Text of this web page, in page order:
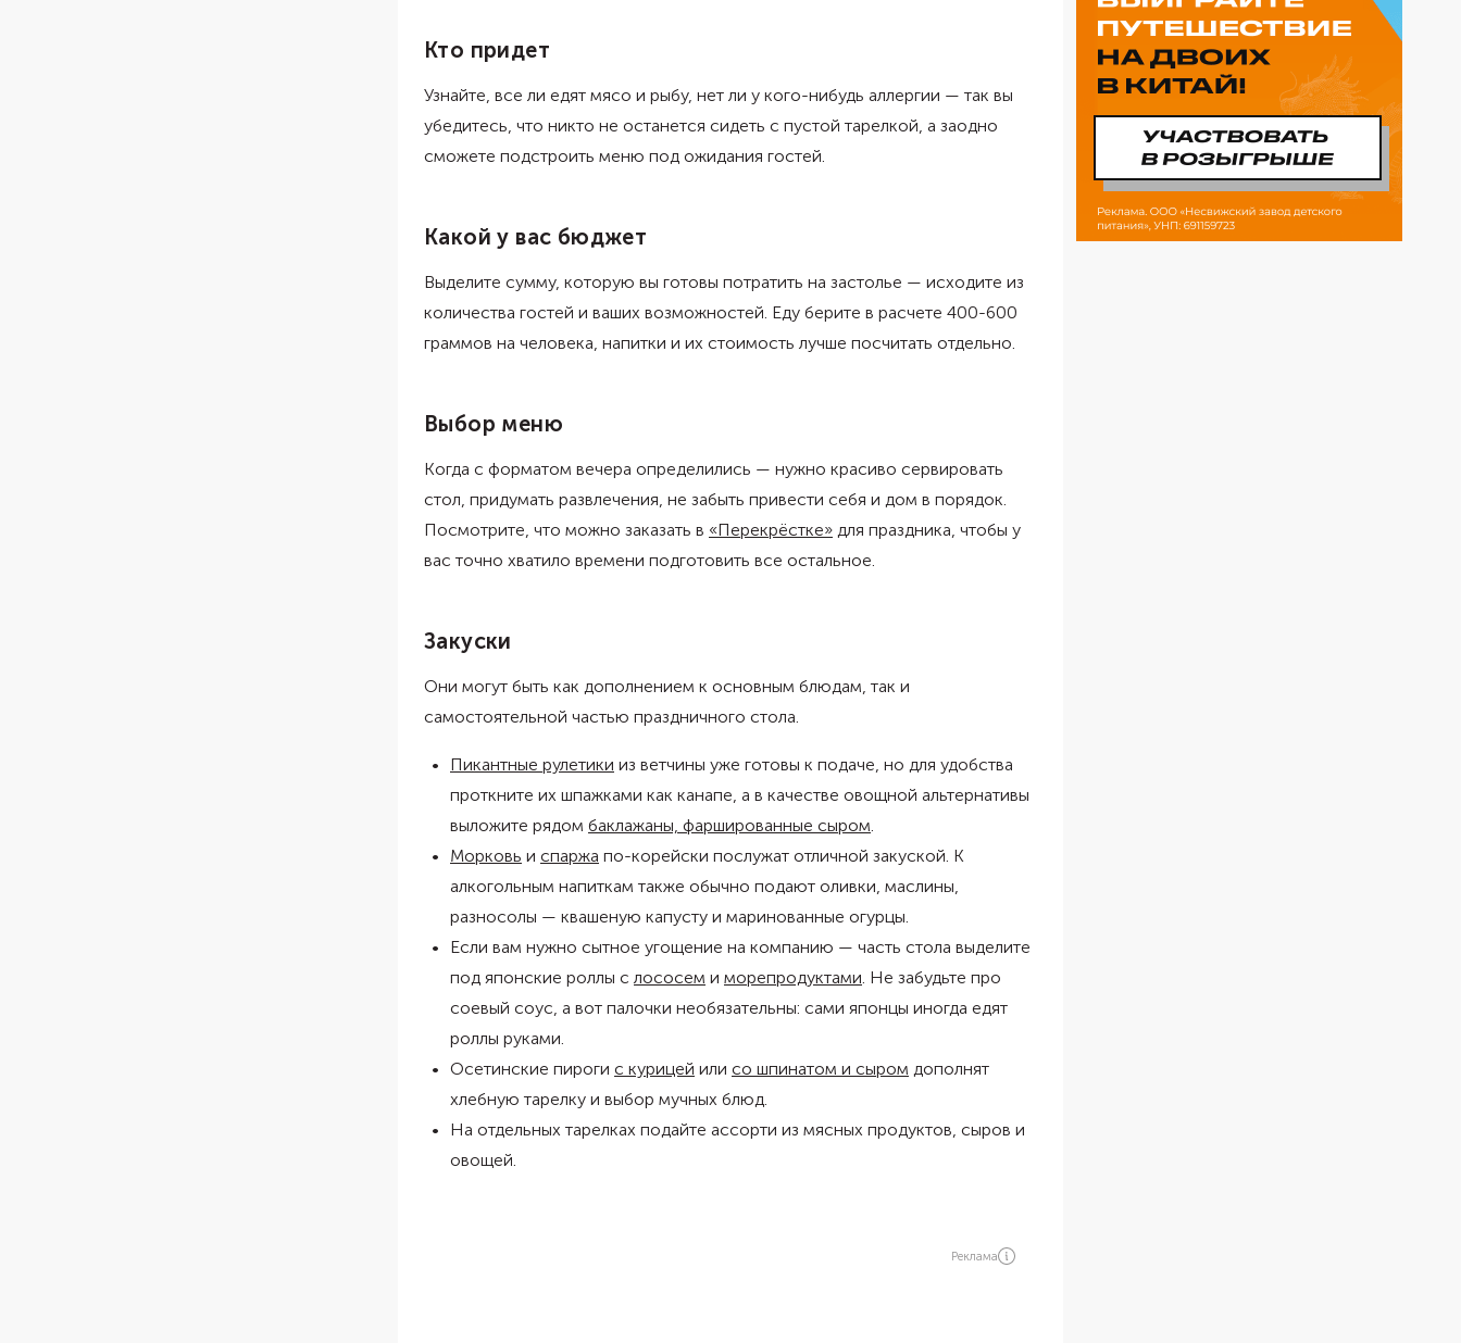
Кто придет
Узнайте, все ли едят мясо и рыбу, нет ли у кого-нибудь аллергии — так вы
убедитесь, что никто не останется сидеть с пустой тарелкой, а заодно
сможете подстроить меню под ожидания гостей.
Какой у вас бюджет
Выделите сумму, которую вы готовы потратить на застолье — исходите из
количества гостей и ваших возможностей. Еду берите в расчете 400-600
граммов на человека, напитки и их стоимость лучше посчитать отдельно.
Выбор меню
Когда с форматом вечера определились — нужно красиво сервировать
стол, придумать развлечения, не забыть привести себя и дом в порядок.
Посмотрите, что можно заказать в «Перекрёстке» для праздника, чтобы у
вас точно хватило времени подготовить все остальное.
Закуски
Они могут быть как дополнением к основным блюдам, так и
самостоятельной частью праздничного стола.
Пикантные рулетики из ветчины уже готовы к подаче, но для удобства
проткните их шпажками как канапе, а в качестве овощной альтернативы
выложите рядом баклажаны, фаршированные сыром.
Морковь и спаржа по-корейски послужат отличной закуской. К
алкогольным напиткам также обычно подают оливки, маслины,
разносолы — квашеную капусту и маринованные огурцы.
Если вам нужно сытное угощение на компанию — часть стола выделите
под японские роллы с лососем и морепродуктами. Не забудьте про
соевый соус, а вот палочки необязательны: сами японцы иногда едят
роллы руками.
Осетинские пироги с курицей или со шпинатом и сыром дополнят
хлебную тарелку и выбор мучных блюд.
На отдельных тарелках подайте ассорти из мясных продуктов, сыров и
овощей.
Реклама